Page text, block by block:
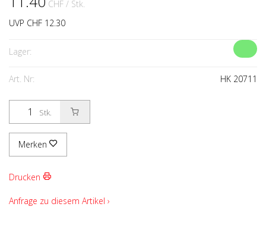
CHF / Stk.
UVP CHF 12.30
Lager:
Art. Nr: HK 20711
Stk.
Merken
Drucken
Anfrage zu diesem Artikel ›